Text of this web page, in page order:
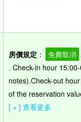
房價規定 ： 免費取消
. Check-in hour
notes).Check-out
of the reservation
[ + ] 查看更多